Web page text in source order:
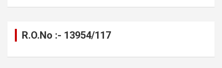
R.O.No :- 13954/117